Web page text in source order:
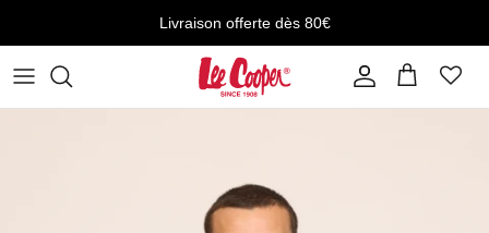
Livraison offerte dès 80€
ComptePanier